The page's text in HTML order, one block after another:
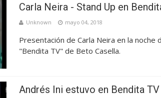
Carla Neira - Stand Up en
Unknown mayo 04, 2018
Presentación de Carla Neira en la noche
"Bendita TV" de Beto Casella.
Andrés Ini estuvo en Bendita